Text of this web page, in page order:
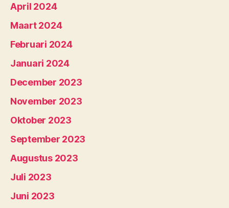
April 2024
Maart 2024
Februari 2024
Januari 2024
December 2023
November 2023
Oktober 2023
September 2023
Augustus 2023
Juli 2023
Juni 2023